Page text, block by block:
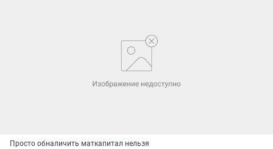
Просто обналичить маткапитал нельзя